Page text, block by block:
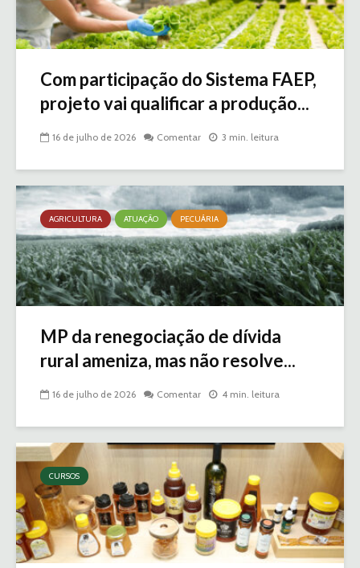
Com participação do Sistema FAEP,
projeto vai qualificar a produção...
16 de julho de 2026 Comentar 3 min. leitura
AGRICULTURA ATUAÇÃO PECUÁRIA
MP da renegociação de dívida
rural ameniza, mas não resolve...
16 de julho de 2026 Comentar 4 min. leitura
CURSOS